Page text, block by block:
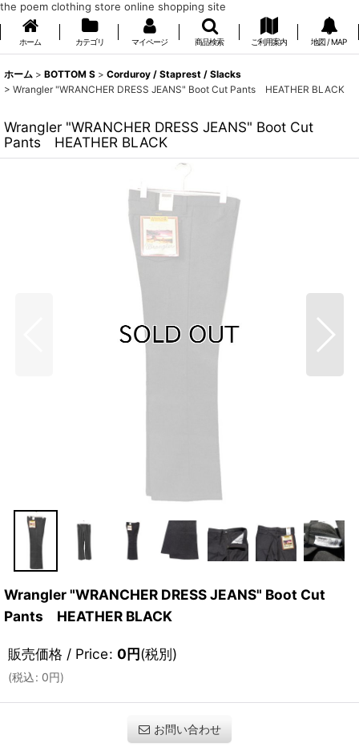
the poem clothing store online shopping site
ホーム カテゴリ マイページ 商品検索 ご利用案内 地図 / MAP
ホーム > BOTTOM S > Corduroy / Staprest / Slacks
> Wrangler "WRANCHER DRESS JEANS" Boot Cut Pants HEATHER BLACK
Wrangler "WRANCHER DRESS JEANS" Boot Cut
Pants HEATHER BLACK
Wrangler "WRANCHER DRESS JEANS" Boot Cut
Pants HEATHER BLACK
販売価格 / Price: 0円(税別)
(税込: 0円)
お問い合わせ